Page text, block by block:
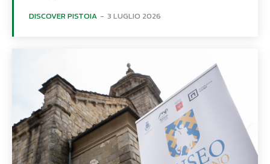
DISCOVER PISTOIA - 3 LUGLIO 2026